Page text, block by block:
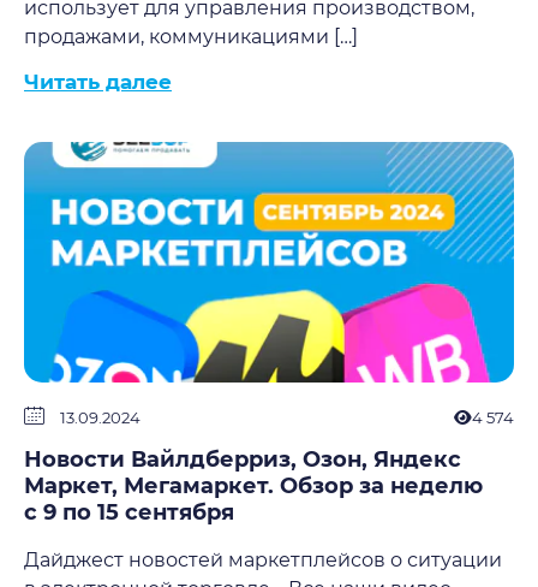
использует для управления производством,
продажами, коммуникациями […]
Читать далее
13.09.2024 4 574
Новости Вайлдберриз, Озон, Яндекс
Маркет, Мегамаркет. Обзор за неделю
с 9 по 15 сентября
Дайджест новостей маркетплейсов о ситуации